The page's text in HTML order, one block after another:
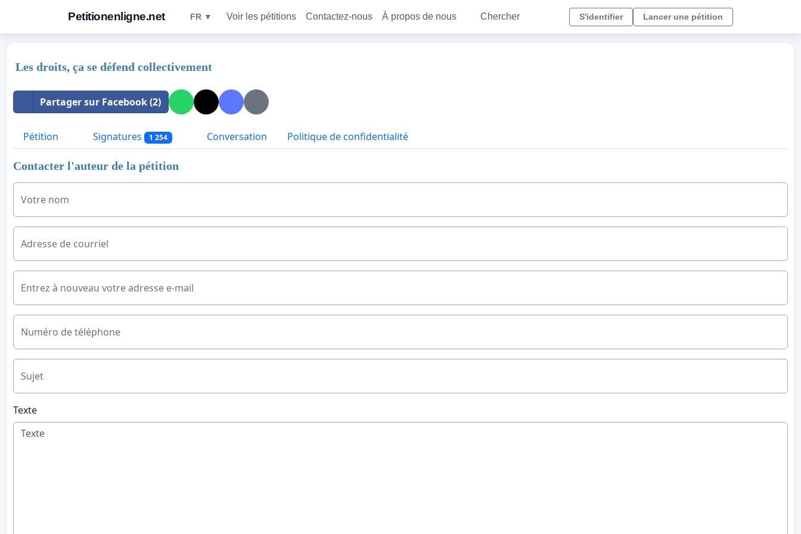
Petitionenligne.net FR ▼ Voir les pétitions Contactez-nous À propos de nous Chercher S'identifier Lancer une pétition
Les droits, ça se défend collectivement
Partager sur Facebook (2)
Pétition Signatures 1 254 Conversation Politique de confidentialité
Contacter l'auteur de la pétition
Votre nom
Adresse de courriel
Entrez à nouveau votre adresse e-mail
Numéro de téléphone
Sujet
Texte